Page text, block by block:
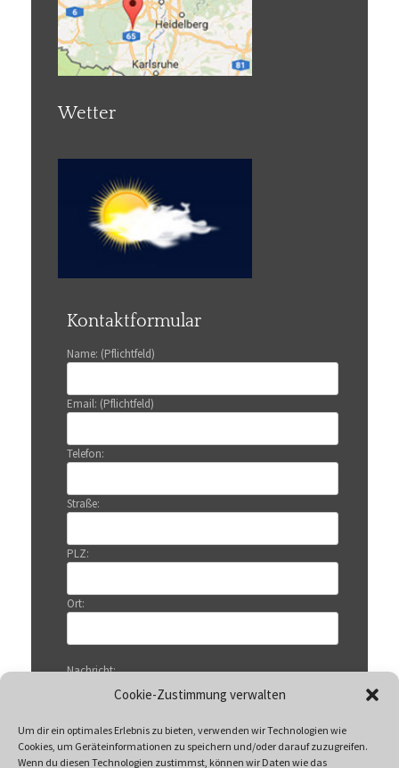
Cookie-Zustimmung verwalten
Um dir ein optimales Erlebnis zu bieten, verwenden wir Technologien wie
Cookies, um Geräteinformationen zu speichern und/oder darauf zuzugreifen.
Wenn du diesen Technologien zustimmst, können wir Daten wie das
Wetter
Kontaktformular
Name: (Pflichtfeld)
Email: (Pflichtfeld)
Telefon:
Straße:
PLZ:
Ort:
Nachricht: